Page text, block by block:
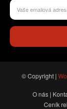
© Copyright |
O nás |
Ceník